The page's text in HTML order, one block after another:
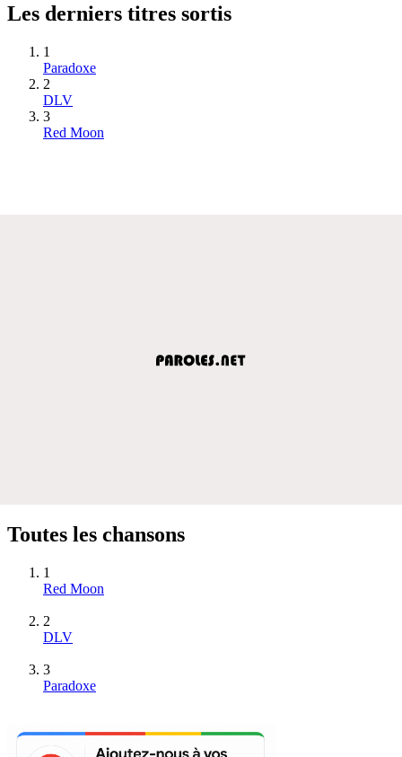
Les derniers titres sortis
1
Paradoxe
2
DLV
3
Red Moon
Toutes les chansons
1
Red Moon
2
DLV
3
Paradoxe